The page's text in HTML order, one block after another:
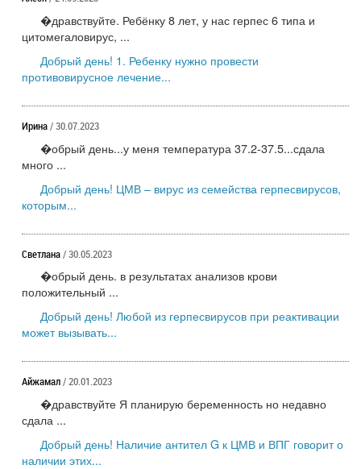
�дравствуйте. Ребёнку 8 лет, у нас герпес 6 типа и
цитомегаловирус, ...
Добрый день! 1. Ребенку нужно провести
противовирусное лечение...
Ирина/ 30.07.2023
�обрый день...у меня температура 37.2-37.5...сдала
много ...
Добрый день! ЦМВ – вирус из семейства герпесвирусов,
которым...
Светлана/ 30.05.2023
�обрый день. в результатах анализов крови
положительный ...
Добрый день! Любой из герпесвирусов при реактивации
может вызывать...
Айжамал/ 20.01.2023
�дравствуйте Я планирую беременность но недавно
сдала ...
Добрый день! Наличие антител G к ЦМВ и ВПГ говорит о
наличии этих...